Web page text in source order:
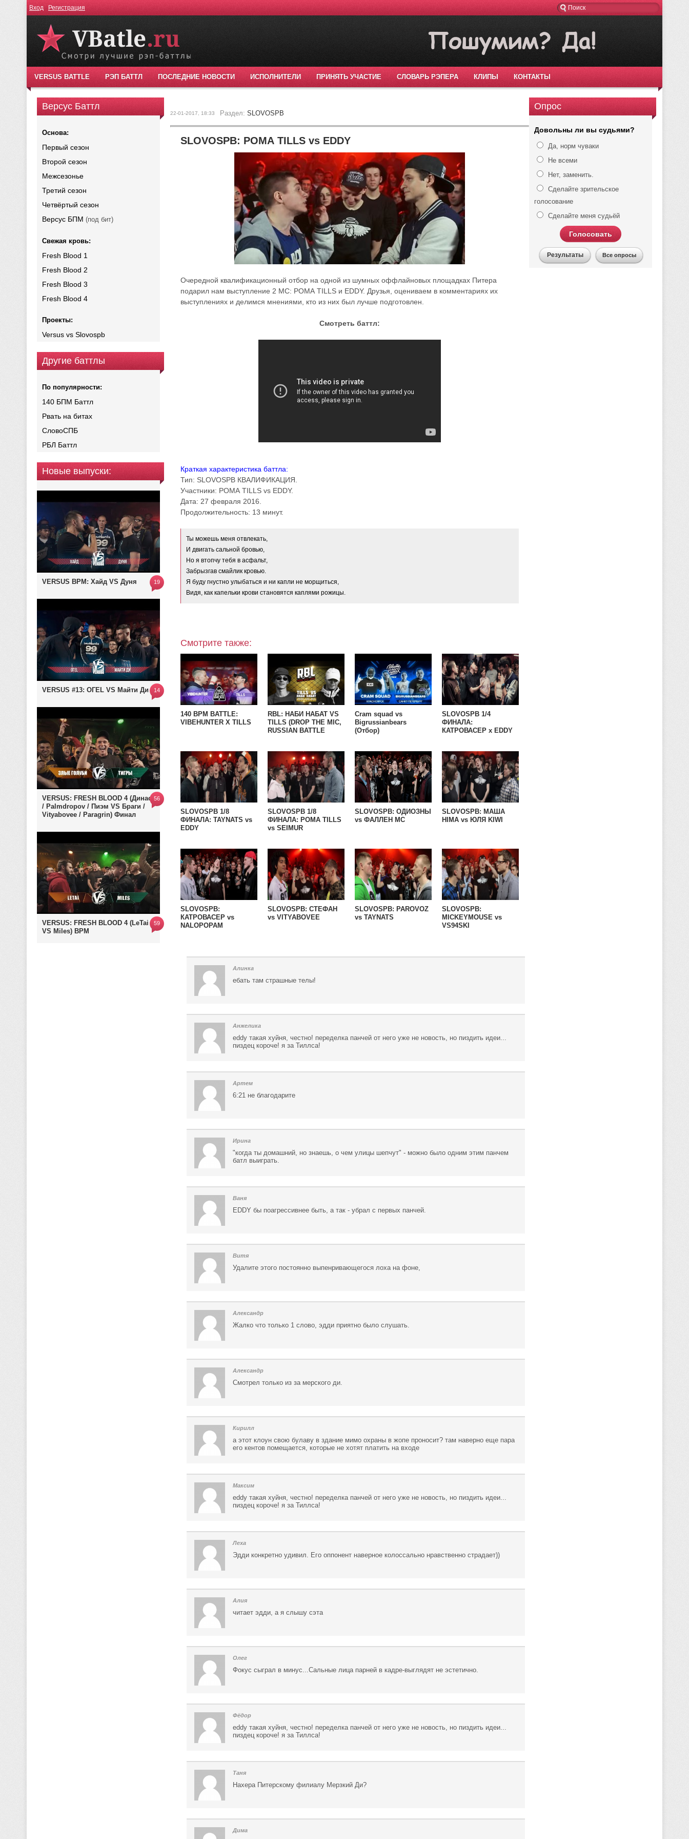
Вход Регистрация
VERSUS BATTLE РЭП БАТТЛ ПОСЛЕДНИЕ НОВОСТИ ИСПОЛНИТЕЛИ ПРИНЯТЬ УЧАСТИЕ СЛОВАРЬ РЭПЕРА КЛИПЫ КОНТАКТЫ
Версус Баттл
Основа:
Первый сезон
Второй сезон
Межсезонье
Третий сезон
Четвёртый сезон
Версус БПМ (под бит)
Свежая кровь:
Fresh Blood 1
Fresh Blood 2
Fresh Blood 3
Fresh Blood 4
Проекты:
Versus vs Slovospb
Другие баттлы
По популярности:
140 БПМ Баттл
Рвать на битах
СловоСПБ
РБЛ Баттл
Новые выпуски:
VERSUS BPM: Хайд VS Дуня 19
VERSUS #13: ОГЕL VS Майти Ди 14
VERSUS: FRESH BLOOD 4 (Династ
/ Palmdropov / Пиэм VS Браги /
Vityabovee / Paragrin) Финал
56
VERSUS: FRESH BLOOD 4 (LeTai
VS Miles) BPM
59
22-01-2017, 18:33 Раздел: SLOVOSPB
SLOVOSPB: РОМА TILLS vs EDDY
Очередной квалификационный отбор на одной из шумных оффлайновых площадках Питера
подарил нам выступление 2 МС: РОМА TILLS и EDDY. Друзья, оцениваем в комментариях их
выступлениях и делимся мнениями, кто из них был лучше подготовлен.
Смотреть баттл:
Краткая характеристика баттла:
Тип: SLOVOSPB КВАЛИФИКАЦИЯ.
Участники: РОМА TILLS vs EDDY.
Дата: 27 февраля 2016.
Продолжительность: 13 минут.
Ты можешь меня отвлекать,
И двигать сальной бровью,
Но я втопчу тебя в асфальт,
Забрызгав смайлик кровью.
Я буду гнустно улыбаться и ни капли не морщиться,
Видя, как капельки крови становятся каплями рожицы.
Смотрите также:
140 BPM BATTLE:
VIBEHUNTER X TILLS
RBL: НАБИ НАБАТ VS
TILLS (DROP THE MIC,
RUSSIAN BATTLE
Cram squad vs
Bigrussianbears
(Отбор)
SLOVOSPB 1/4
ФИНАЛА:
КАТРОВАСЕР x EDDY
SLOVOSPB 1/8
ФИНАЛА: TAYNATS vs
EDDY
SLOVOSPB 1/8
ФИНАЛА: РОМА TILLS
vs SEIMUR
SLOVOSPB: ОДИОЗНЫ
vs ФАЛЛЕН МС
SLOVOSPB: МАША
HIMA vs ЮЛЯ KIWI
SLOVOSPB:
КАТРОВАСЕР vs
NALOPOPAM
SLOVOSPB: СТЕФАН
vs VITYABOVEE
SLOVOSPB: PAROVOZ
vs TAYNATS
SLOVOSPB:
MICKEYMOUSE vs
VS94SKI
Алинка
ебать там страшные телы!
Анжелика
eddy такая хуйня, честно! переделка панчей от него уже не новость, но пиздить идеи...
пиздец короче! я за Тиллса!
Артем
6:21 не благодарите
Ирина
"когда ты домашний, но знаешь, о чем улицы шепчут" - можно было одним этим панчем
батл выиграть.
Ваня
EDDY бы поагрессивнее быть, а так - убрал с первых панчей.
Витя
Удалите этого постоянно выпенривающегося лоха на фоне,
Александр
Жалко что только 1 слово, эдди приятно было слушать.
Александр
Смотрел только из за мерского ди.
Кирилл
а этот клоун свою булаву в здание мимо охраны в жопе проносит? там наверно еще пара
его кентов помещается, которые не хотят платить на входе
Максим
eddy такая хуйня, честно! переделка панчей от него уже не новость, но пиздить идеи...
пиздец короче! я за Тиллса!
Леха
Эдди конкретно удивил. Его оппонент наверное колоссально нравственно страдает))
Алия
читает эдди, а я слышу сэта
Олег
Фокус сыграл в минус...Сальные лица парней в кадре-выглядят не эстетично.
Фёдор
eddy такая хуйня, честно! переделка панчей от него уже не новость, но пиздить идеи...
пиздец короче! я за Тиллса!
Таня
Нахера Питерскому филиалу Мерзкий Ди?
Дима
Опрос
Довольны ли вы судьями?
Да, норм чуваки
Не всеми
Нет, заменить.
Сделайте зрительское
голосование
Сделайте меня судьёй
Голосовать
Результаты Все опросы